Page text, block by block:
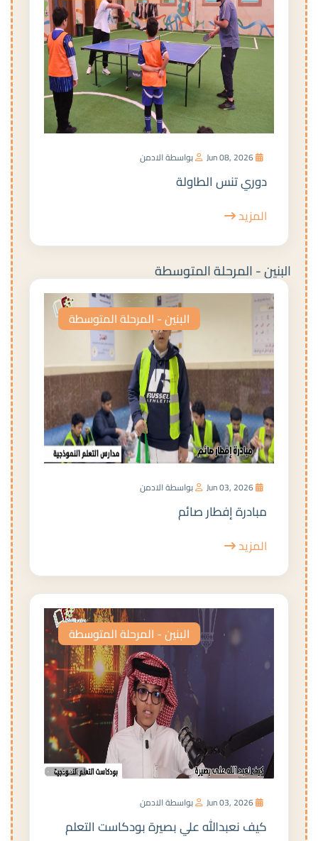
بواسطة الادمن
دوري تنس الطاولة
المزيد
البنين - المرحلة المتوسطة
البنين - المرحلة المتوسطة
بواسطة الادمن
مبادرة إفطار صائم
المزيد
البنين - المرحلة المتوسطة
بواسطة الادمن
كيف نعبدالله علي بصيرة بودكاست التعلم